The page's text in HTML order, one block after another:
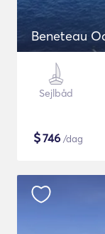
Beneteau
Sejlbåd
$746 /dag